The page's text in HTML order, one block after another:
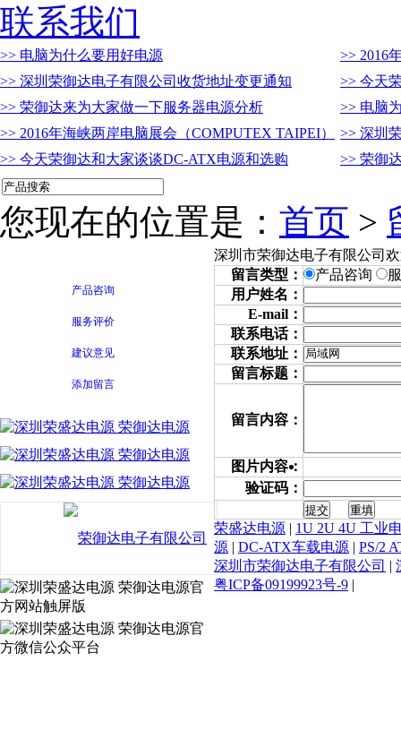
联系我们
>> 电脑为什么要用好电源
>> 2016
>> 深圳荣御达电子有限公司收货地址变更通知
>> 今天
>> 荣御达来为大家做一下服务器电源分析
>> 电脑
>> 2016年海峡两岸电脑展会（COMPUTEX TAIPEI）
>> 深圳
>> 今天荣御达和大家谈谈DC-ATX电源和选购
>> 荣御
您现在的位置是： 首页 >
产品咨询
服务评价
建议意见
添加留言
深圳市荣御达电子有限公司
留言类型：
产品咨询
用户姓名：
E-mail：
联系电话：
联系地址：
留言标题：
留言内容：
图片内容：
验证码：
荣盛达电源 | 1U 2U 4U 工业
源 | DC-ATX车载电源 | PS/2
深圳市荣御达电子有限公司 |
粤ICP备09199923号-9 |